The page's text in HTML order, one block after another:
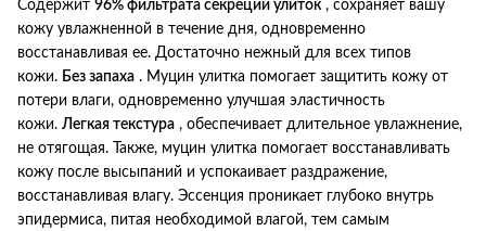
Содержит 96% фильтрата секреции улиток , сохраняет вашу
кожу увлажненной в течение дня, одновременно
восстанавливая ее. Достаточно нежный для всех типов
кожи. Без запаха . Муцин улитка помогает защитить кожу от
потери влаги, одновременно улучшая эластичность
кожи. Легкая текстура , обеспечивает длительное увлажнение,
не отягощая.
Также, муцин улитка помогает восстанавливать
кожу после высыпаний и успокаивает раздражение,
восстанавливая влагу. Эссенция проникает глубоко внутрь
эпидермиса, питая необходимой влагой, тем самым